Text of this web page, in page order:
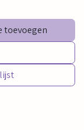
toevoegen